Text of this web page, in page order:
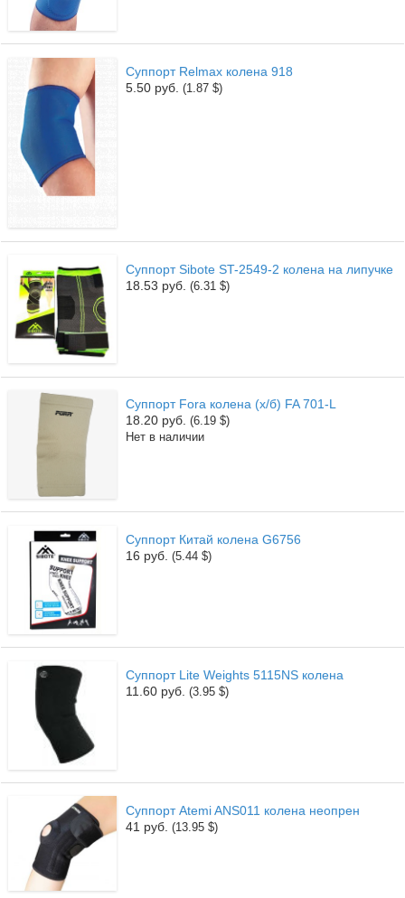
Суппорт Relmax колена 918
5.50 руб. (1.87 $)
Суппорт Sibote ST-2549-2 колена на липучке
18.53 руб. (6.31 $)
Суппорт Fora колена (х/б) FA 701-L
18.20 руб. (6.19 $)
Нет в наличии
Суппорт Китай колена G6756
16 руб. (5.44 $)
Суппорт Lite Weights 5115NS колена
11.60 руб. (3.95 $)
Суппорт Atemi ANS011 колена неопрен
41 руб. (13.95 $)